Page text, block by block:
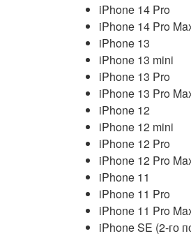
iPhone 14 Pro
iPhone 14 Pro
iPhone 13
iPhone 13 mini
iPhone 13 Pro
iPhone 13 Pro
iPhone 12
iPhone 12 mini
iPhone 12 Pro
iPhone 12 Pro
iPhone 11
iPhone 11 Pro
iPhone 11 Pro
iPhone SE (2-го